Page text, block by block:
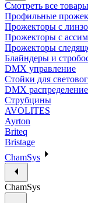
Смотреть все товары
Профильные
Прожекторы с
Прожекторы с
Прожекторы
Блайндеры и
DMX управление
Стойки для
DMX распределение
Струбцины
AVOLITES
Ayrton
Briteq
Bristage
ChamSys
ChamSys